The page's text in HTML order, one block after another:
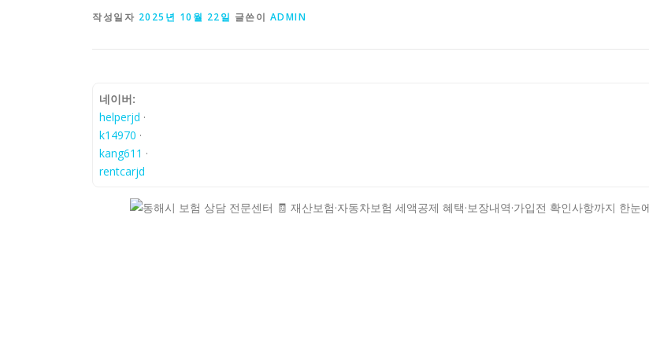
작성일자 2025년 10월 22일 글쓴이 ADMIN
네이버:
helperjd ·
k14970 ·
kang611 ·
rentcarjd